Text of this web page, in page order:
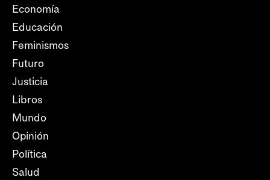
Economía
Educación
Feminismos
Futuro
Justicia
Libros
Mundo
Opinión
Política
Salud